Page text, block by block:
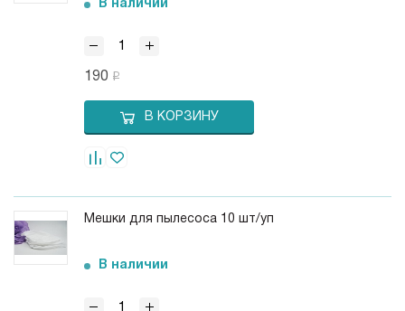
В наличии
190
В КОРЗИНУ
Мешки для пылесоса 10 шт/уп
В наличии